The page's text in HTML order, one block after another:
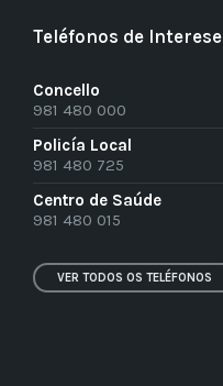
Teléfonos de Interese
Concello
981 480 000
Policía Local
981 480 725
Centro de Saúde
981 480 015
VER TODOS OS TELÉFONOS